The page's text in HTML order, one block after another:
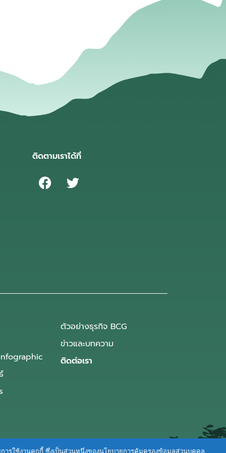
ติดตามเราได้ที่
ตัวอย่างธุรกิจ BCG
ข่าวและบทความ
ติดต่อเรา
ารใช้งานคุกกี้ ซึ่งเป็นส่วนหนึ่งของนโยบายการคุ้มครองข้อมูลส่วนบุคคล